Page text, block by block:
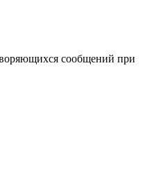
сообщений при